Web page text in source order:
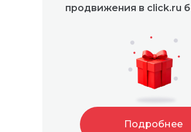
продвижения в click.ru
Подробнее